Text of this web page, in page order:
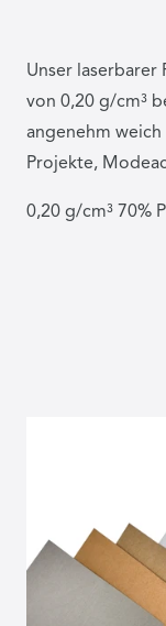
Unser laserbarer
von 0,20 g/cm³
angenehm
Projekte,
0,20 g/cm³ 70%